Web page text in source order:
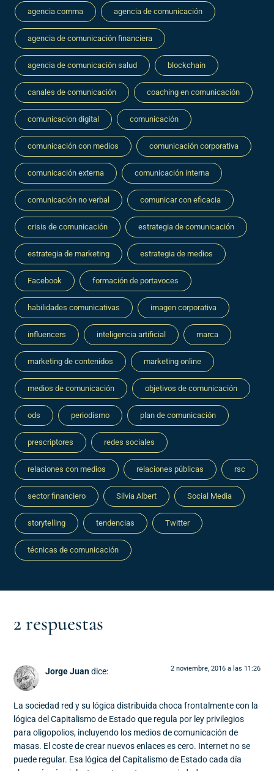
agencia comma agencia de comunicación
agencia de comunicación financiera
agencia de comunicación salud blockchain
canales de comunicación coaching en comunicación
comunicacion digital comunicación
comunicación con medios comunicación corporativa
comunicación externa comunicación interna
comunicación no verbal comunicar con eficacia
crisis de comunicación estrategia de comunicación
estrategia de marketing estrategia de medios
Facebook formación de portavoces
habilidades comunicativas imagen corporativa
influencers inteligencia artificial marca
marketing de contenidos marketing online
medios de comunicación objetivos de comunicación
ods periodismo plan de comunicación
prescriptores redes sociales
relaciones con medios relaciones públicas rsc
sector financiero Silvia Albert Social Media
storytelling tendencias Twitter
técnicas de comunicación
2 respuestas
Jorge Juandice: 2 noviembre, 2016 a las 11:26
La sociedad red y su lógica distribuida choca frontalmente con la
lógica del Capitalismo de Estado que regula por ley privilegios
para oligopolios, incluyendo los medios de comunicación de
masas. El coste de crear nuevos enlaces es cero. Internet no se
puede regular. Esa lógica del Capitalismo de Estado cada día